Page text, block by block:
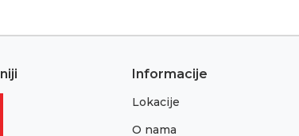
Informacije
Lokacije
O nama